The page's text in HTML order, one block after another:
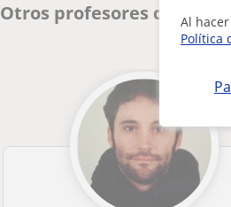
Al
Política
Otros profesores de